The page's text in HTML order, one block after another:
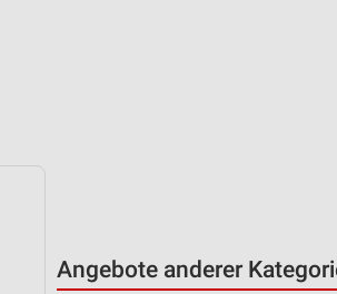
Angebote anderer